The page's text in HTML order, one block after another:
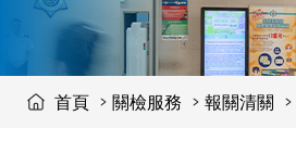
首頁 關檢服務 報關清關